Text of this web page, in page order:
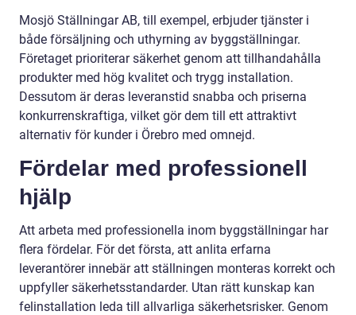
Mosjö Ställningar AB, till exempel, erbjuder tjänster i
både försäljning och uthyrning av byggställningar.
Företaget prioriterar säkerhet genom att tillhandahålla
produkter med hög kvalitet och trygg installation.
Dessutom är deras leveranstid snabba och priserna
konkurrenskraftiga, vilket gör dem till ett attraktivt
alternativ för kunder i Örebro med omnejd.
Fördelar med professionell
hjälp
Att arbeta med professionella inom byggställningar har
flera fördelar. För det första, att anlita erfarna
leverantörer innebär att ställningen monteras korrekt och
uppfyller säkerhetsstandarder. Utan rätt kunskap kan
felinstallation leda till allvarliga säkerhetsrisker. Genom